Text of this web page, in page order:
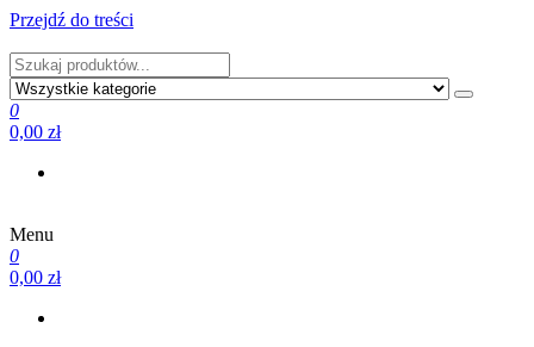
Przejdź do treści
PRODUCENT DEKORACJI ŚLUBNYCH I NIE TYLKO
0
0,00 zł
PRODUCENT DEKORACJI ŚLUBNYCH I NIE TYLKO
Menu
0
0,00 zł